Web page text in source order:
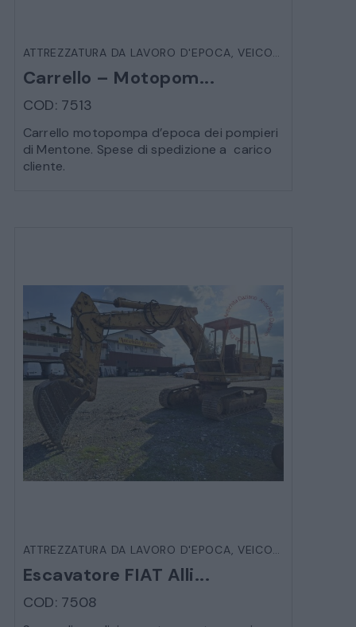
ATTREZZATURA DA LAVORO D'EPOCA, VEICOLI D'EPOCA
Carrello – Motopom...
COD: 7513
Carrello motopompa d’epoca dei pompieri
di Mentone. Spese di spedizione a carico
cliente.
ATTREZZATURA DA LAVORO D'EPOCA, VEICOLI D'EPOCA
Escavatore FIAT Alli...
COD: 7508